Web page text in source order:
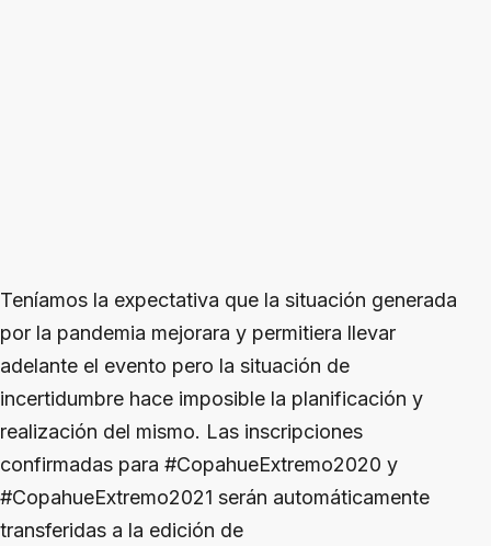
Teníamos la expectativa que la situación generada
por la pandemia mejorara y permitiera llevar
adelante el evento pero la situación de
incertidumbre hace imposible la planificación y
realización del mismo. Las inscripciones
confirmadas para #CopahueExtremo2020 y
#CopahueExtremo2021 serán automáticamente
transferidas a la edición de